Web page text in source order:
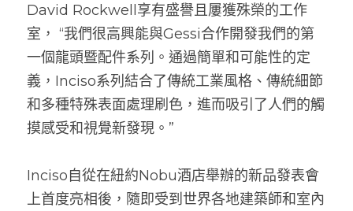
David Rockwell享有盛譽且屢獲殊榮的工作
室， “我們很高興能與Gessi合作開發我們的第
一個龍頭暨配件系列。通過簡單和可能性的定
義，Inciso系列結合了傳統工業風格、傳統細節
和多種特殊表面處理刷色，進而吸引了人們的觸
摸感受和視覺新發現。”
Inciso自從在紐約Nobu酒店舉辦的新品發表會
上首度亮相後，隨即受到世界各地建築師和室內